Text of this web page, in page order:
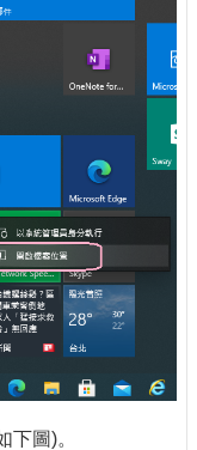
圖)。